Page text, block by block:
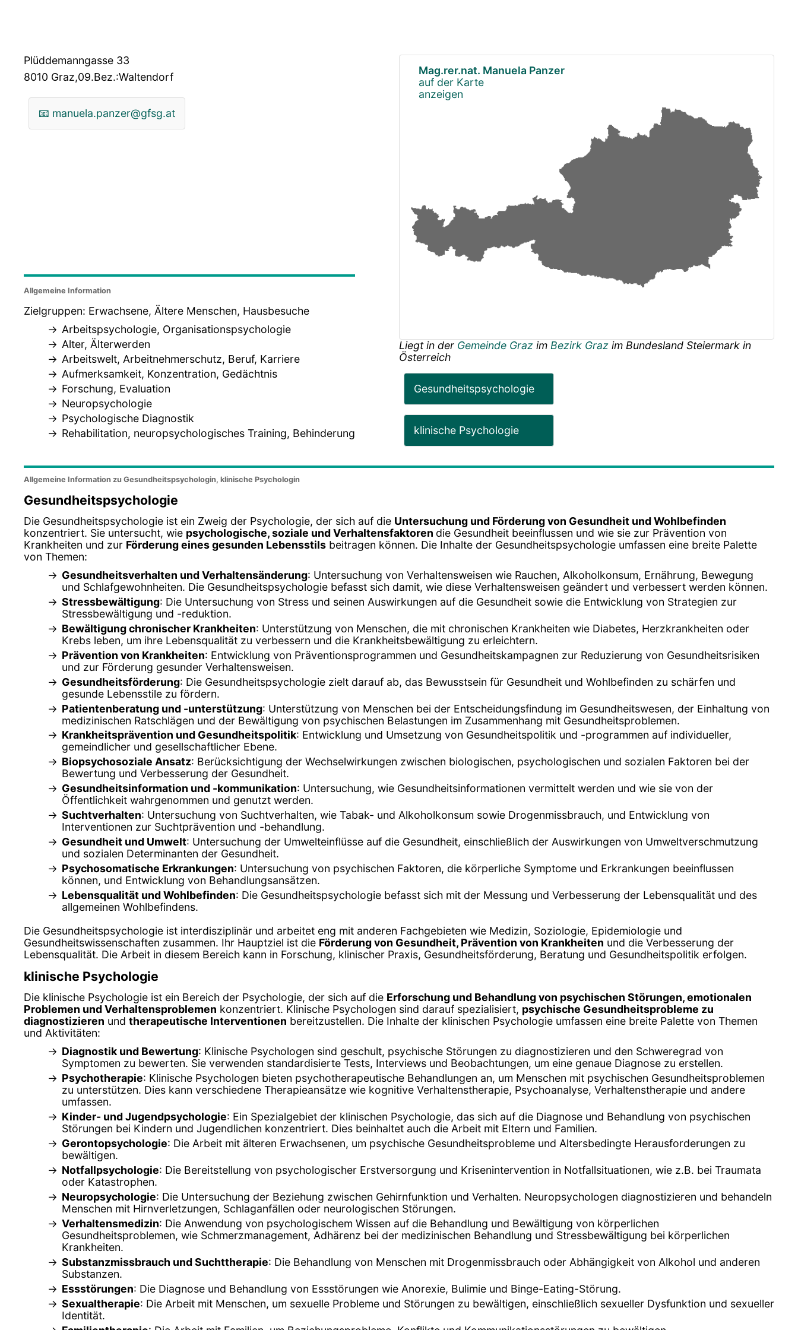
Plüddemanngasse 33
8010 Graz,09.Bez.:Waltendorf
📧 manuela.panzer@gfsg.at
Allgemeine Information
Zielgruppen: Erwachsene, Ältere Menschen, Hausbesuche
Arbeitspsychologie, Organisationspsychologie
Alter, Älterwerden
Arbeitswelt, Arbeitnehmerschutz, Beruf, Karriere
Aufmerksamkeit, Konzentration, Gedächtnis
Forschung, Evaluation
Neuropsychologie
Psychologische Diagnostik
Rehabilitation, neuropsychologisches Training, Behinderung
Mag.rer.nat. Manuela Panzer
auf der Karte
anzeigen
Liegt in der Gemeinde Graz im Bezirk Graz im Bundesland Steiermark in
Österreich
Gesundheitspsychologie
klinische Psychologie
Allgemeine Information zu Gesundheitspsychologin, klinische Psychologin
Gesundheitspsychologie
Die Gesundheitspsychologie ist ein Zweig der Psychologie, der sich auf die Untersuchung und Förderung von Gesundheit und Wohlbefinden
konzentriert. Sie untersucht, wie psychologische, soziale und Verhaltensfaktoren die Gesundheit beeinflussen und wie sie zur Prävention von
Krankheiten und zur Förderung eines gesunden Lebensstils beitragen können. Die Inhalte der Gesundheitspsychologie umfassen eine breite Palette
von Themen:
Gesundheitsverhalten und Verhaltensänderung: Untersuchung von Verhaltensweisen wie Rauchen, Alkoholkonsum, Ernährung, Bewegung
und Schlafgewohnheiten. Die Gesundheitspsychologie befasst sich damit, wie diese Verhaltensweisen geändert und verbessert werden können.
Stressbewältigung: Die Untersuchung von Stress und seinen Auswirkungen auf die Gesundheit sowie die Entwicklung von Strategien zur
Stressbewältigung und -reduktion.
Bewältigung chronischer Krankheiten: Unterstützung von Menschen, die mit chronischen Krankheiten wie Diabetes, Herzkrankheiten oder
Krebs leben, um ihre Lebensqualität zu verbessern und die Krankheitsbewältigung zu erleichtern.
Prävention von Krankheiten: Entwicklung von Präventionsprogrammen und Gesundheitskampagnen zur Reduzierung von Gesundheitsrisiken
und zur Förderung gesunder Verhaltensweisen.
Gesundheitsförderung: Die Gesundheitspsychologie zielt darauf ab, das Bewusstsein für Gesundheit und Wohlbefinden zu schärfen und
gesunde Lebensstile zu fördern.
Patientenberatung und -unterstützung: Unterstützung von Menschen bei der Entscheidungsfindung im Gesundheitswesen, der Einhaltung von
medizinischen Ratschlägen und der Bewältigung von psychischen Belastungen im Zusammenhang mit Gesundheitsproblemen.
Krankheitsprävention und Gesundheitspolitik: Entwicklung und Umsetzung von Gesundheitspolitik und -programmen auf individueller,
gemeindlicher und gesellschaftlicher Ebene.
Biopsychosoziale Ansatz: Berücksichtigung der Wechselwirkungen zwischen biologischen, psychologischen und sozialen Faktoren bei der
Bewertung und Verbesserung der Gesundheit.
Gesundheitsinformation und -kommunikation: Untersuchung, wie Gesundheitsinformationen vermittelt werden und wie sie von der
Öffentlichkeit wahrgenommen und genutzt werden.
Suchtverhalten: Untersuchung von Suchtverhalten, wie Tabak- und Alkoholkonsum sowie Drogenmissbrauch, und Entwicklung von
Interventionen zur Suchtprävention und -behandlung.
Gesundheit und Umwelt: Untersuchung der Umwelteinflüsse auf die Gesundheit, einschließlich der Auswirkungen von Umweltverschmutzung
und sozialen Determinanten der Gesundheit.
Psychosomatische Erkrankungen: Untersuchung von psychischen Faktoren, die körperliche Symptome und Erkrankungen beeinflussen
können, und Entwicklung von Behandlungsansätzen.
Lebensqualität und Wohlbefinden: Die Gesundheitspsychologie befasst sich mit der Messung und Verbesserung der Lebensqualität und des
allgemeinen Wohlbefindens.
Die Gesundheitspsychologie ist interdisziplinär und arbeitet eng mit anderen Fachgebieten wie Medizin, Soziologie, Epidemiologie und
Gesundheitswissenschaften zusammen. Ihr Hauptziel ist die Förderung von Gesundheit, Prävention von Krankheiten und die Verbesserung der
Lebensqualität. Die Arbeit in diesem Bereich kann in Forschung, klinischer Praxis, Gesundheitsförderung, Beratung und Gesundheitspolitik erfolgen.
klinische Psychologie
Die klinische Psychologie ist ein Bereich der Psychologie, der sich auf die Erforschung und Behandlung von psychischen Störungen, emotionalen
Problemen und Verhaltensproblemen konzentriert. Klinische Psychologen sind darauf spezialisiert, psychische Gesundheitsprobleme zu
diagnostizieren und therapeutische Interventionen bereitzustellen. Die Inhalte der klinischen Psychologie umfassen eine breite Palette von Themen
und Aktivitäten:
Diagnostik und Bewertung: Klinische Psychologen sind geschult, psychische Störungen zu diagnostizieren und den Schweregrad von
Symptomen zu bewerten. Sie verwenden standardisierte Tests, Interviews und Beobachtungen, um eine genaue Diagnose zu erstellen.
Psychotherapie: Klinische Psychologen bieten psychotherapeutische Behandlungen an, um Menschen mit psychischen Gesundheitsproblemen
zu unterstützen. Dies kann verschiedene Therapieansätze wie kognitive Verhaltenstherapie, Psychoanalyse, Verhaltenstherapie und andere
umfassen.
Kinder- und Jugendpsychologie: Ein Spezialgebiet der klinischen Psychologie, das sich auf die Diagnose und Behandlung von psychischen
Störungen bei Kindern und Jugendlichen konzentriert. Dies beinhaltet auch die Arbeit mit Eltern und Familien.
Gerontopsychologie: Die Arbeit mit älteren Erwachsenen, um psychische Gesundheitsprobleme und Altersbedingte Herausforderungen zu
bewältigen.
Notfallpsychologie: Die Bereitstellung von psychologischer Erstversorgung und Krisenintervention in Notfallsituationen, wie z.B. bei Traumata
oder Katastrophen.
Neuropsychologie: Die Untersuchung der Beziehung zwischen Gehirnfunktion und Verhalten. Neuropsychologen diagnostizieren und behandeln
Menschen mit Hirnverletzungen, Schlaganfällen oder neurologischen Störungen.
Verhaltensmedizin: Die Anwendung von psychologischem Wissen auf die Behandlung und Bewältigung von körperlichen
Gesundheitsproblemen, wie Schmerzmanagement, Adhärenz bei der medizinischen Behandlung und Stressbewältigung bei körperlichen
Krankheiten.
Substanzmissbrauch und Suchttherapie: Die Behandlung von Menschen mit Drogenmissbrauch oder Abhängigkeit von Alkohol und anderen
Substanzen.
Essstörungen: Die Diagnose und Behandlung von Essstörungen wie Anorexie, Bulimie und Binge-Eating-Störung.
Sexualtherapie: Die Arbeit mit Menschen, um sexuelle Probleme und Störungen zu bewältigen, einschließlich sexueller Dysfunktion und sexueller
Identität.